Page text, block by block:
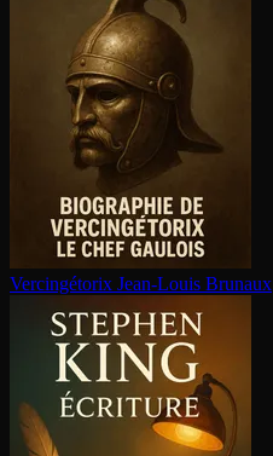
Ver­cin­gé­to­rix Jean-Louis Brunaux